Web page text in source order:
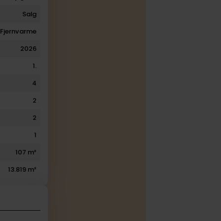
Salg
Fjernvarme
2026
1.
4
2
2
1
107 m²
13.819 m²